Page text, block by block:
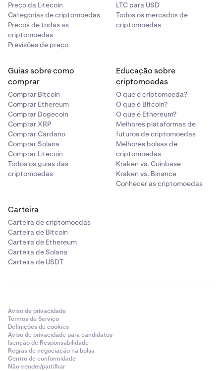
Preço da Litecoin
Categorias de criptomoedas
Preços de todas as
criptomoedas
Previsões de preço
LTC para USD
Todos os mercados de
criptomoedas
Guias sobre como
comprar
Comprar Bitcoin
Comprar Ethereum
Comprar Dogecoin
Comprar XRP
Comprar Cardano
Comprar Solana
Comprar Litecoin
Todos os guias das
criptomoedas
Educação sobre
criptomoedas
O que é criptomoeda?
O que é Bitcoin?
O que é Ethereum?
Melhores plataformas de
futuros de criptomoedas
Melhores bolsas de
criptomoedas
Kraken vs. Coinbase
Kraken vs. Binance
Conhecer as criptomoedas
Carteira
Carteira de criptomoedas
Carteira de Bitcoin
Carteira de Ethereum
Carteira de Solana
Carteira de USDT
Aviso de privacidade
Termos de Serviço
Definições de cookies
Aviso de privacidade para candidatos
Isenção de Responsabilidade
Regras de negociação na bolsa
Centro de conformidade
Não vender/partilhar